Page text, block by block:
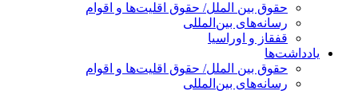
حقوق بین الملل/ حقوق اقلیت‌ها و اقوام
رسانه‌های بین‌المللی
قفقاز و اوراسیا
یادداشت‌ها
حقوق بین الملل/ حقوق اقلیت‌ها و اقوام
رسانه‌های بین‌المللی